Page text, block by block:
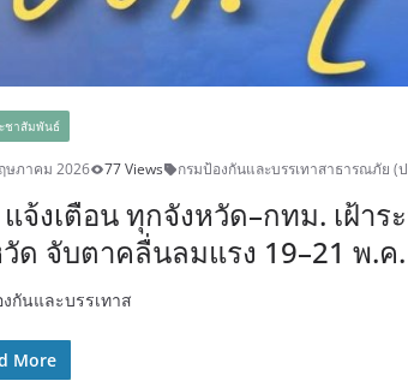
ชาสัมพันธ์
ษภาคม 2026 77 Views กรมป้องกันและบรรเทาสาธารณภัย (
จ้งเตือน ทุกจังหวัด–กทม. เฝ้า
ด จับตาคลื่นลมแรง 19–21 พ.ค
กันและบรรเทาส
More